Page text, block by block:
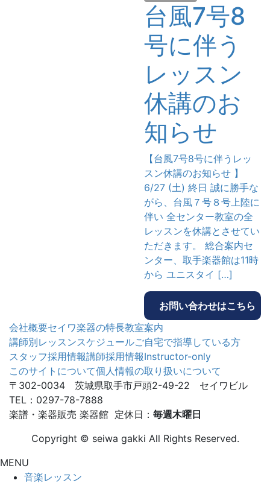
台風7号8
号に伴う
レッスン
休講のお
知らせ
【台風7号8号に伴うレッ
スン休講のお知らせ 】
6/27 (土) 終日 誠に勝手な
がら、台風７号８号上陸に
伴い 全センター教室の全
レッスンを休講とさせてい
ただきます。 総合案内セ
ンター、取手楽器館は11時
から ユニスタイ […]
お問い合わせはこちら
会社概要セイワ楽器の特長教室案内
講師別レッスンスケジュールご自宅で指導している方
スタッフ採用情報講師採用情報Instructor-only
このサイトについて個人情報の取り扱いについて
〒302-0034 茨城県取手市戸頭2-49-22 セイワビル
TEL：0297-78-7888
楽譜・楽器販売 楽器館 定休日： 毎週木曜日
Copyright © seiwa gakki All Rights Reserved.
MENU
音楽レッスン